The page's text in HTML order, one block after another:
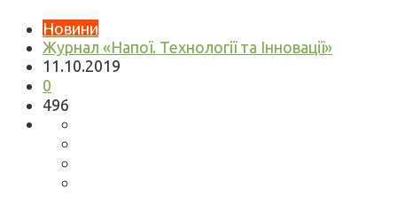
Новини
Журнал «Напої. Технології та Інновації»
11.10.2019
0
496